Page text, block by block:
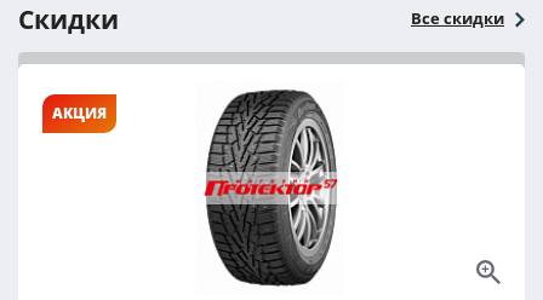
Скидки Все скидки
АКЦИЯ